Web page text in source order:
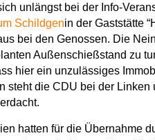
unlängst bei der Info-
Schildgenin der Gaststätte
bei den Genossen. Die
Außenschießstand zu
hier ein unzulässiges
steht die CDU bei der Linken
hatten für die Übernahme